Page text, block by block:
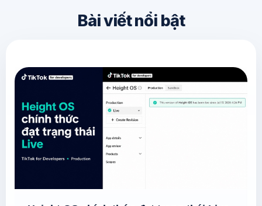
Bài viết nổi bật